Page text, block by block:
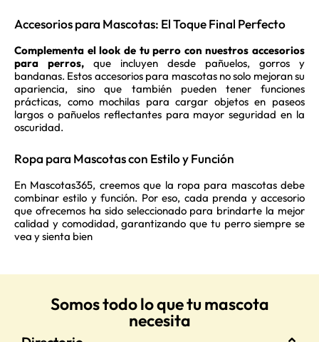
Accesorios para Mascotas: El Toque Final Perfecto
Complementa el look de tu perro con nuestros accesorios
para perros, que incluyen desde pañuelos, gorros y
bandanas. Estos accesorios para mascotas no solo mejoran su
apariencia, sino que también pueden tener funciones
prácticas, como mochilas para cargar objetos en paseos
largos o pañuelos reflectantes para mayor seguridad en la
oscuridad.
Ropa para Mascotas con Estilo y Función
En Mascotas365, creemos que la ropa para mascotas debe
combinar estilo y función. Por eso, cada prenda y accesorio
que ofrecemos ha sido seleccionado para brindarte la mejor
calidad y comodidad, garantizando que tu perro siempre se
vea y sienta bien
Somos todo lo que tu mascota
necesita